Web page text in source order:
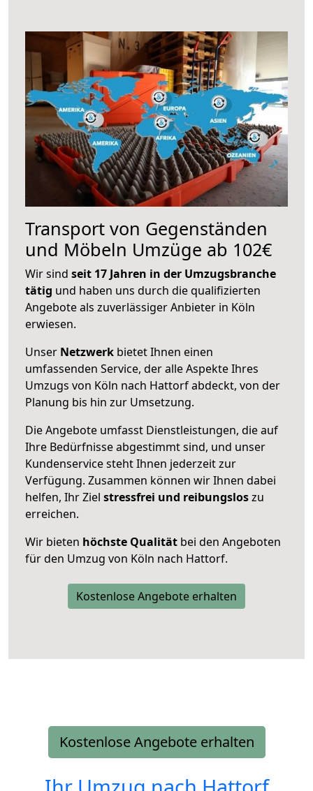
Transport von Gegenständen
und Möbeln Umzüge ab 102€
Wir sind seit 17 Jahren in der Umzugsbranche
tätig und haben uns durch die qualifizierten
Angebote als zuverlässiger Anbieter in Köln
erwiesen.
Unser Netzwerk bietet Ihnen einen
umfassenden Service, der alle Aspekte Ihres
Umzugs von Köln nach Hattorf abdeckt, von der
Planung bis hin zur Umsetzung.
Die Angebote umfasst Dienstleistungen, die auf
Ihre Bedürfnisse abgestimmt sind, und unser
Kundenservice steht Ihnen jederzeit zur
Verfügung. Zusammen können wir Ihnen dabei
helfen, Ihr Ziel stressfrei und reibungsloszu
erreichen.
Wir bieten höchste Qualität bei den Angeboten
für den Umzug von Köln nach Hattorf.
Kostenlose Angebote erhalten
Kostenlose Angebote erhalten